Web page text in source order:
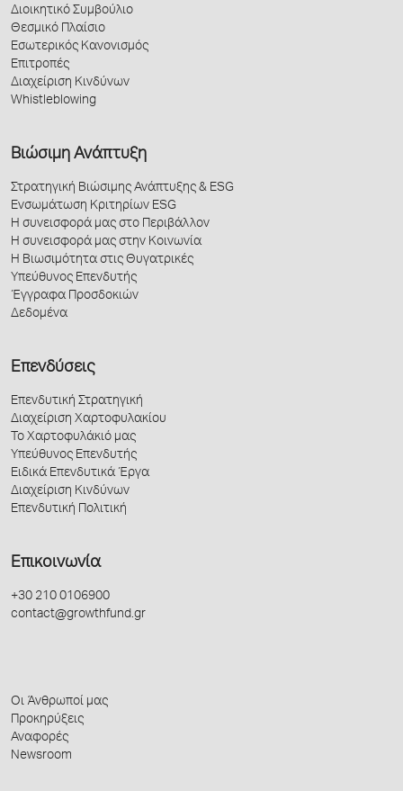
Διοικητικό Συμβούλιο
Θεσμικό Πλαίσιο
Εσωτερικός Κανονισμός
Επιτροπές
Διαχείριση Κινδύνων
Whistleblowing
Βιώσιμη Ανάπτυξη
Στρατηγική Βιώσιμης Ανάπτυξης & ESG
Ενσωμάτωση Κριτηρίων ESG
Η συνεισφορά μας στο Περιβάλλον
Η συνεισφορά μας στην Κοινωνία
Η Βιωσιμότητα στις Θυγατρικές
Υπεύθυνος Επενδυτής
Έγγραφα Προσδοκιών
Δεδομένα
Επενδύσεις
Επενδυτική Στρατηγική
Διαχείριση Χαρτοφυλακίου
Το Χαρτοφυλάκιό μας
Υπεύθυνος Επενδυτής
Ειδικά Επενδυτικά Έργα
Διαχείριση Κινδύνων
Επενδυτική Πολιτική
Επικοινωνία
+30 210 0106900
contact@growthfund.gr
Οι Άνθρωποί μας
Προκηρύξεις
Αναφορές
Newsroom